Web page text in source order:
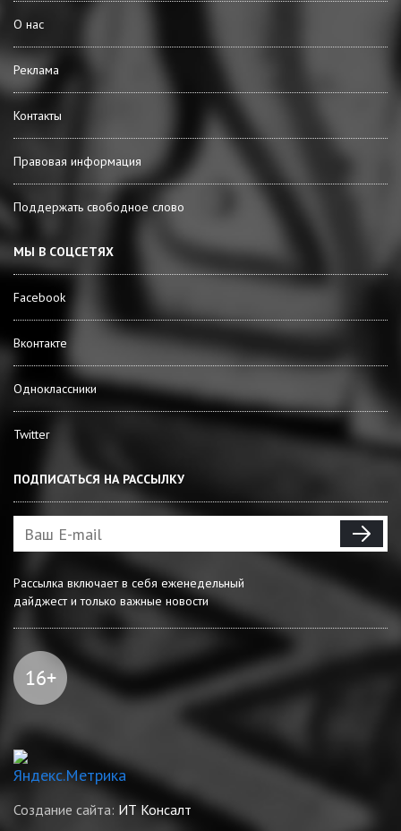
О нас
Реклама
Контакты
Правовая информация
Поддержать свободное слово
МЫ В СОЦСЕТЯХ
Facebook
Вконтакте
Одноклассники
Twitter
ПОДПИСАТЬСЯ НА РАССЫЛКУ
Рассылка включает в себя еженедельный
дайджест и только важные новости
Создание сайта: ИТ Консалт